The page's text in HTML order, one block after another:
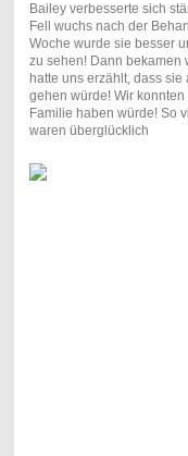
Bailey verbesserte sich
Fell wuchs nach der
Woche wurde sie besser
zu sehen! Dann bekamen
hatte uns erzählt, dass
gehen würde! Wir
Familie haben würde! So
waren überglücklich